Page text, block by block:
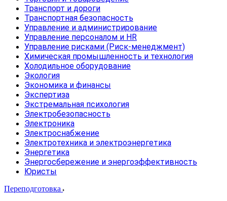
Транспорт и дороги
Транспортная безопасность
Управление и администрирование
Управление персоналом и HR
Управление рисками (Риск-менеджмент)
Химическая промышленность и технология
Холодильное оборудование
Экология
Экономика и финансы
Экспертиза
Экстремальная психология
Электробезопасность
Электроника
Электроснабжение
Электротехника и электроэнергетика
Энергетика
Энергосбережение и энергоэффективность
Юристы
Переподготовка